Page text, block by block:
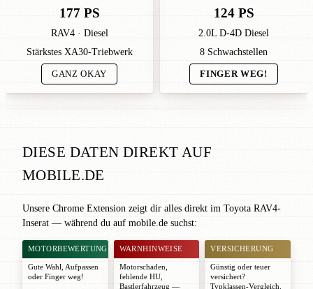
177 PS
RAV4 · Diesel
Stärkstes XA30-Triebwerk
GANZ OKAY
124 PS
2.0L D-4D Diesel
8 Schwachstellen
FINGER WEG!
DIESE DATEN DIREKT AUF
MOBILE.DE
Unsere Chrome Extension zeigt dir alles direkt im Toyota RAV4-
Inserat — während du auf mobile.de suchst:
MOTORBEWERTUNG
Gute Wahl
Aufpassen
oder Finger weg!
WARNHINWEISE
Motorschaden,
fehlende HU,
Bastlerfahrzeug —
VERSICHERUNG
Günstig oder teuer
versichert?
Typklassen-Vergleich.